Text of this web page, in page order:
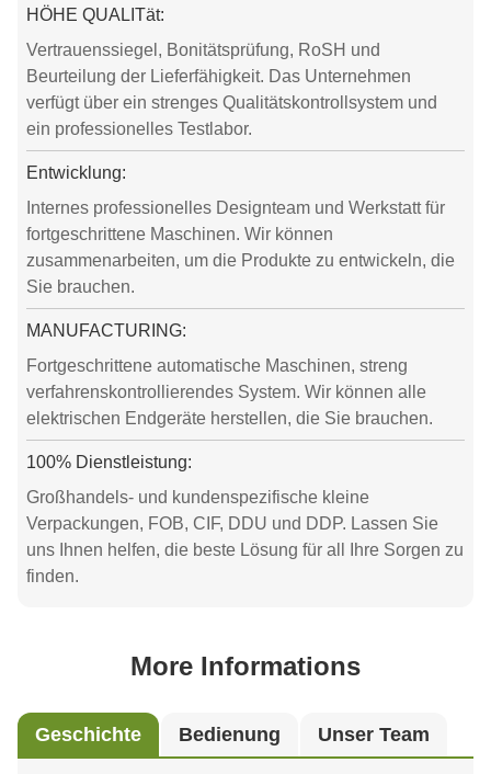
HÖHE QUALITät:
Vertrauenssiegel, Bonitätsprüfung, RoSH und
Beurteilung der Lieferfähigkeit. Das Unternehmen
verfügt über ein strenges Qualitätskontrollsystem und
ein professionelles Testlabor.
Entwicklung:
Internes professionelles Designteam und Werkstatt für
fortgeschrittene Maschinen. Wir können
zusammenarbeiten, um die Produkte zu entwickeln, die
Sie brauchen.
MANUFACTURING:
Fortgeschrittene automatische Maschinen, streng
verfahrenskontrollierendes System. Wir können alle
elektrischen Endgeräte herstellen, die Sie brauchen.
100% Dienstleistung:
Großhandels- und kundenspezifische kleine
Verpackungen, FOB, CIF, DDU und DDP. Lassen Sie
uns Ihnen helfen, die beste Lösung für all Ihre Sorgen zu
finden.
More Informations
Geschichte Bedienung Unser Team